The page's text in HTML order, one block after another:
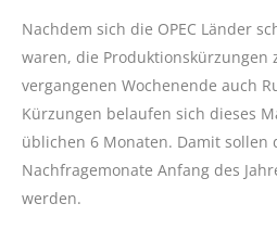
Nachdem sich die OPEC Länder
waren, die Produktionskürzungen
vergangenen Wochenende auch
Kürzungen belaufen sich dieses
üblichen 6 Monaten. Damit sollen
Nachfragemonate Anfang des
werden.